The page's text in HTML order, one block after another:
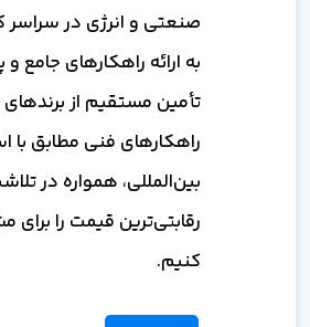
صنعتی و انرژی در سراسر
به ارائه راهکارهای جامع و
تأمین مستقیم از برندهای
راهکارهای فنی مطابق با
بین‌المللی، همواره در
رقابتی‌ترین قیمت را
کنیم.